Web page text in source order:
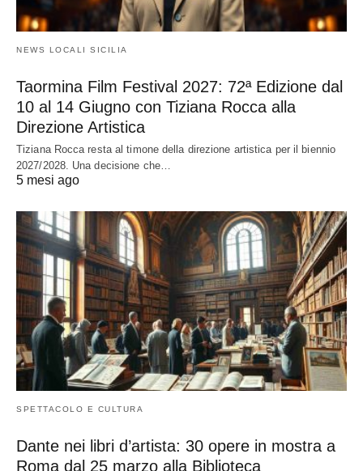
NEWS LOCALI SICILIA
Taormina Film Festival 2027: 72ª Edizione dal
10 al 14 Giugno con Tiziana Rocca alla
Direzione Artistica
Tiziana Rocca resta al timone della direzione artistica per il biennio
2027/2028. Una decisione che…
5 mesi ago
SPETTACOLO E CULTURA
Dante nei libri d’artista: 30 opere in mostra a
Roma dal 25 marzo alla Biblioteca